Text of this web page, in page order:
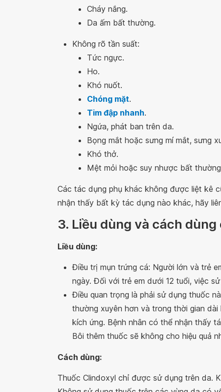
Cháy nắng.
Da ấm bất thường.
Không rõ tần suất:
Tức ngực.
Ho.
Khó nuốt.
Chóng mặt.
Tim đập nhanh.
Ngứa, phát ban trên da.
Bọng mắt hoặc sưng mí mắt, sưng
Khó thở.
Mệt mỏi hoặc suy nhược bất
Các tác dụng phụ khác không được liệt kê
nhận thấy bất kỳ tác dụng nào khác, hãy
3. Liều dùng và cách
Liều dùng:
Điều trị mụn trứng cá: Người lớn và trẻ
ngày. Đối với trẻ em dưới 12 tuổi, việc
Điều quan trọng là phải sử dụng thuốc
thường xuyên hơn và trong thời gian
kích ứng. Bệnh nhân có thể nhận thấy
Bôi thêm thuốc sẽ không cho hiệu quả
Cách dùng:
Thuốc Clindoxyl chỉ được sử dụng trên da.